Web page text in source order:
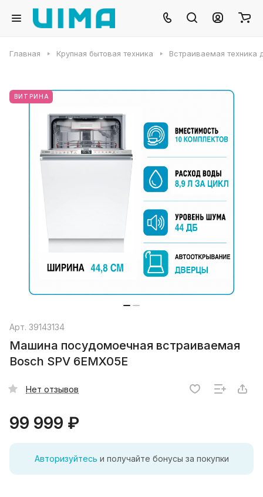
Главная Крупная бытовая техника Встраиваемая техника
ВИТРИНА
Арт. 39143134
Машина посудомоечная встраиваемая
Bosch SPV 6EMX05E
Нет отзывов
99 999 ₽
Авторизуйтесь и получайте бонусы за покупки